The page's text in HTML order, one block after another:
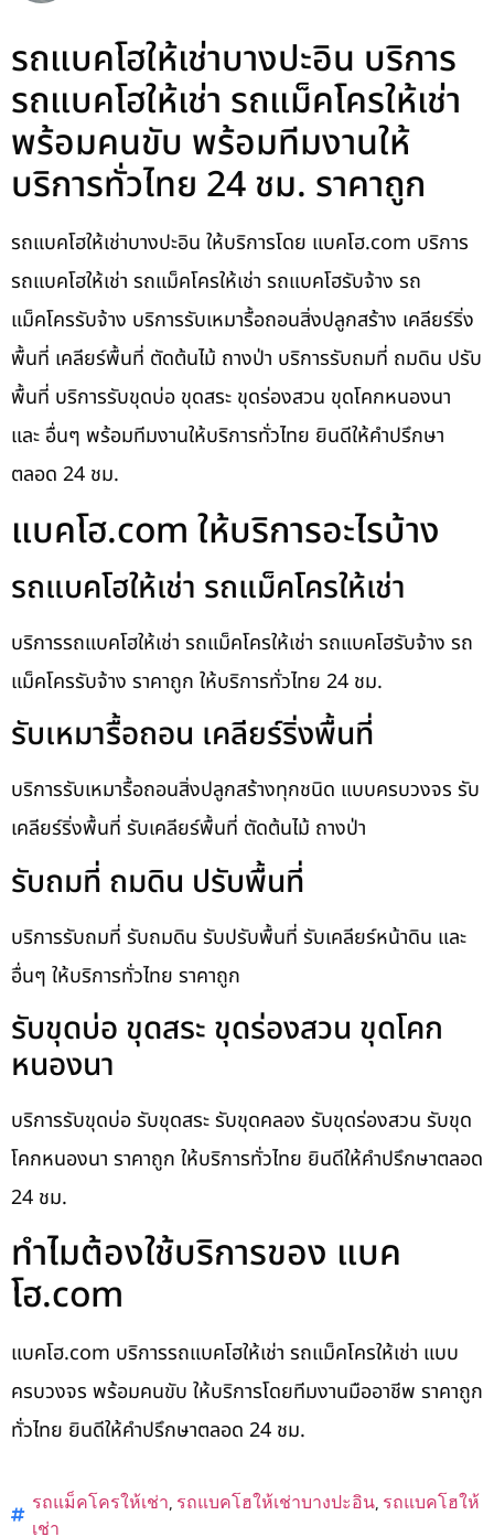
รถแบคโฮให้เช่าบางปะอิน บริการ
รถแบคโฮให้เช่า รถแม็คโครให้เช่า
พร้อมคนขับ พร้อมทีมงานให้
บริการทั่วไทย 24 ชม. ราคาถูก
รถแบคโฮให้เช่าบางปะอิน ให้บริการโดย แบคโฮ.com บริการ
รถแบคโฮให้เช่า รถแม็คโครให้เช่า รถแบคโฮรับจ้าง รถ
แม็คโครรับจ้าง บริการรับเหมารื้อถอนสิ่งปลูกสร้าง เคลียร์ริ่ง
พื้นที่ เคลียร์พื้นที่ ตัดต้นไม้ ถางป่า บริการรับถมที่ ถมดิน ปรับ
พื้นที่ บริการรับขุดบ่อ ขุดสระ ขุดร่องสวน ขุดโคกหนองนา
และ อื่นๆ พร้อมทีมงานให้บริการทั่วไทย ยินดีให้คำปรึกษา
ตลอด 24 ชม.
แบคโฮ.com ให้บริการอะไรบ้าง
รถแบคโฮให้เช่า รถแม็คโครให้เช่า
บริการรถแบคโฮให้เช่า รถแม็คโครให้เช่า รถแบคโฮรับจ้าง รถ
แม็คโครรับจ้าง ราคาถูก ให้บริการทั่วไทย 24 ชม.
รับเหมารื้อถอน เคลียร์ริ่งพื้นที่
บริการรับเหมารื้อถอนสิ่งปลูกสร้างทุกชนิด แบบครบวงจร รับ
เคลียร์ริ่งพื้นที่ รับเคลียร์พื้นที่ ตัดต้นไม้ ถางป่า
รับถมที่ ถมดิน ปรับพื้นที่
บริการรับถมที่ รับถมดิน รับปรับพื้นที่ รับเคลียร์หน้าดิน และ
อื่นๆ ให้บริการทั่วไทย ราคาถูก
รับขุดบ่อ ขุดสระ ขุดร่องสวน ขุดโคก
หนองนา
บริการรับขุดบ่อ รับขุดสระ รับขุดคลอง รับขุดร่องสวน รับขุด
โคกหนองนา ราคาถูก ให้บริการทั่วไทย ยินดีให้คำปรึกษาตลอด
24 ชม.
ทำไมต้องใช้บริการของ แบค
โฮ.com
แบคโฮ.com บริการรถแบคโฮให้เช่า รถแม็คโครให้เช่า แบบ
ครบวงจร พร้อมคนขับ ให้บริการโดยทีมงานมืออาชีพ ราคาถูก
ทั่วไทย ยินดีให้คำปรึกษาตลอด 24 ชม.
รถแม็คโครให้เช่า, รถแบคโฮให้เช่าบางปะอิน, รถแบคโฮให้
เช่า